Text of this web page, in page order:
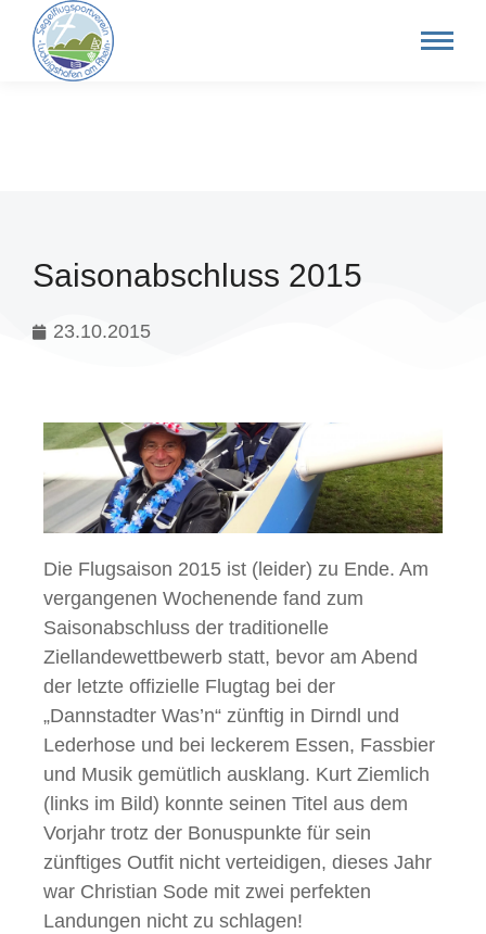
Saisonabschluss 2015
23.10.2015
Die Flugsaison 2015 ist (leider) zu Ende. Am
vergangenen Wochenende fand zum
Saisonabschluss der traditionelle
Ziellandewettbewerb statt, bevor am Abend
der letzte offizielle Flugtag bei der
„Dannstadter Was’n“ zünftig in Dirndl und
Lederhose und bei leckerem Essen, Fassbier
und Musik gemütlich ausklang. Kurt Ziemlich
(links im Bild) konnte seinen Titel aus dem
Vorjahr trotz der Bonuspunkte für sein
zünftiges Outfit nicht verteidigen, dieses Jahr
war Christian Sode mit zwei perfekten
Landungen nicht zu schlagen!